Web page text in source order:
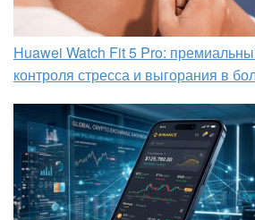
Huawei Watch Fit 5 Pro:
контроля стресса и выгорания в